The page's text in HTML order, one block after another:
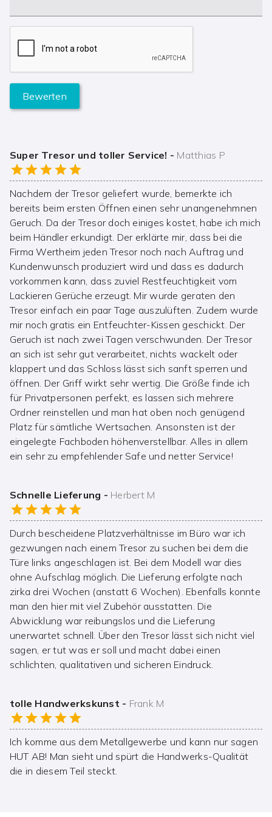
Bewerten
Super Tresor und toller Service! - Matthias P
Nachdem der Tresor geliefert wurde, bemerkte ich
bereits beim ersten Öffnen einen sehr unangenehmnen
Geruch. Da der Tresor doch einiges kostet, habe ich mich
beim Händler erkundigt. Der erklärte mir, dass bei die
Firma Wertheim jeden Tresor noch nach Auftrag und
Kundenwunsch produziert wird und dass es dadurch
vorkommen kann, dass zuviel Restfeuchtigkeit vom
Lackieren Gerüche erzeugt. Mir wurde geraten den
Tresor einfach ein paar Tage auszulüften. Zudem wurde
mir noch gratis ein Entfeuchter-Kissen geschickt. Der
Geruch ist nach zwei Tagen verschwunden. Der Tresor
an sich ist sehr gut verarbeitet, nichts wackelt oder
klappert und das Schloss lässt sich sanft sperren und
öffnen. Der Griff wirkt sehr wertig. Die Größe finde ich
für Privatpersonen perfekt, es lassen sich mehrere
Ordner reinstellen und man hat oben noch genügend
Platz für sämtliche Wertsachen. Ansonsten ist der
eingelegte Fachboden höhenverstellbar. Alles in allem
ein sehr zu empfehlender Safe und netter Service!
Schnelle Lieferung - Herbert M
Durch bescheidene Platzverhältnisse im Büro war ich
gezwungen nach einem Tresor zu suchen bei dem die
Türe links angeschlagen ist. Bei dem Modell war dies
ohne Aufschlag möglich. Die Lieferung erfolgte nach
zirka drei Wochen (anstatt 6 Wochen). Ebenfalls konnte
man den hier mit viel Zubehör ausstatten. Die
Abwicklung war reibungslos und die Lieferung
unerwartet schnell. Über den Tresor lässt sich nicht viel
sagen, er tut was er soll und macht dabei einen
schlichten, qualitativen und sicheren Eindruck.
tolle Handwerkskunst - Frank M
Ich komme aus dem Metallgewerbe und kann nur sagen
HUT AB! Man sieht und spürt die Handwerks-Qualität
die in diesem Teil steckt.